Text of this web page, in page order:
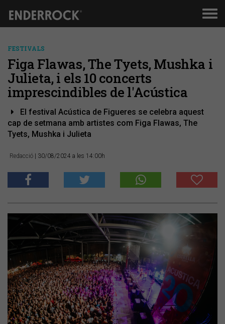
FESTIVALS
Figa Flawas, The Tyets, Mushka i
Julieta, i els 10 concerts
imprescindibles de l'Acústica
El festival Acústica de Figueres se celebra aquest
cap de setmana amb artistes com Figa Flawas, The
Tyets, Mushka i Julieta
Redacció | 30/08/2024 a les 14:00h